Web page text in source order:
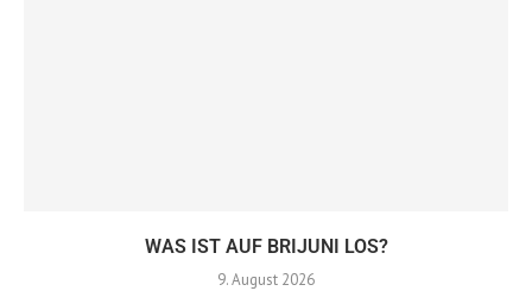
WAS IST AUF BRIJUNI LOS?
9. August 2026